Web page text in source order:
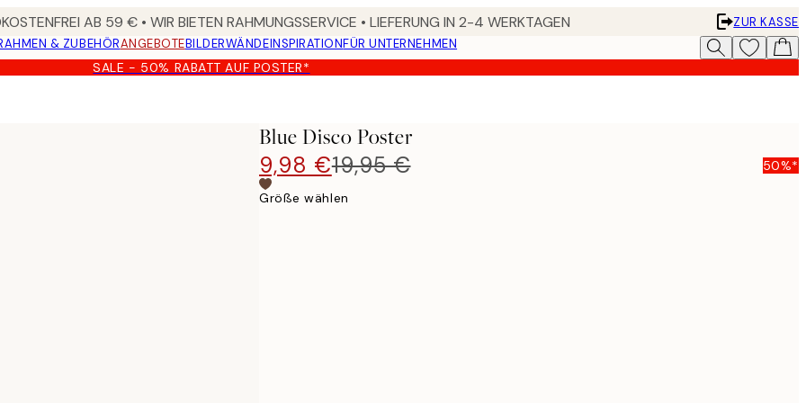
AB 59 € • WIR BIETEN RAHMUNGSSERVICE • LIEFERUNG IN 2-4 WERKTAGEN
ZUR KASSE
& ZUBEHÖRANGEBOTEBILDERWÄNDEINSPIRATIONFÜR UNTERNEHMEN
SALE - 50% RABATT AUF POSTER*
Blue Disco Poster
9,98 €19,95 € 50%*
Größe wählen